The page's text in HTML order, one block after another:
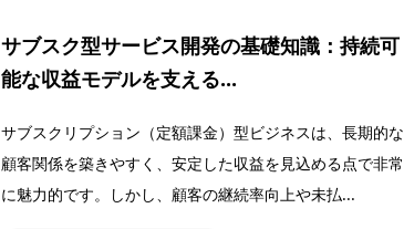
サブスク型サービス開発の基礎知識：持続可
能な収益モデルを支える...
サブスクリプション（定額課金）型ビジネスは、長期的な
顧客関係を築きやすく、安定した収益を見込める点で非常
に魅力的です。しかし、顧客の継続率向上や未払...